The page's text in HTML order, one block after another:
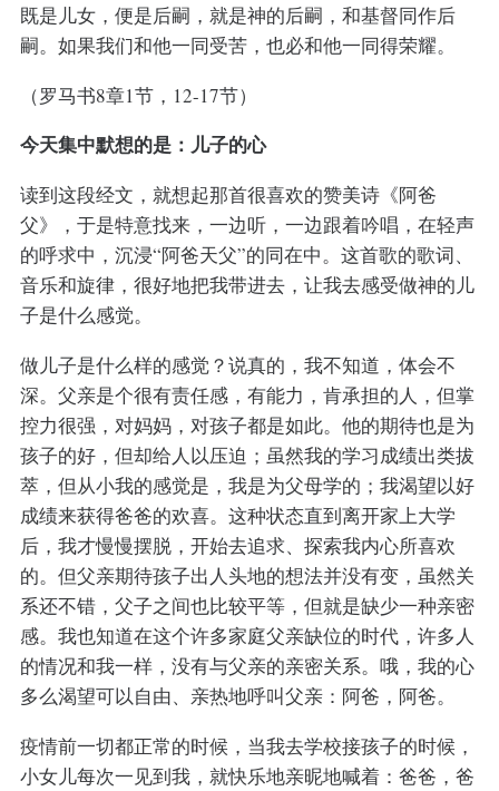
既是儿女，便是后嗣，就是神的后嗣，和基督同作后
嗣。如果我们和他一同受苦，也必和他一同得荣耀。
（罗马书8章1节，12-17节）
今天集中默想的是：儿子的心
读到这段经文，就想起那首很喜欢的赞美诗《阿爸
父》，于是特意找来，一边听，一边跟着吟唱，在轻声
的呼求中，沉浸“阿爸天父”的同在中。这首歌的歌词、
音乐和旋律，很好地把我带进去，让我去感受做神的儿
子是什么感觉。
做儿子是什么样的感觉？说真的，我不知道，体会不
深。父亲是个很有责任感，有能力，肯承担的人，但掌
控力很强，对妈妈，对孩子都是如此。他的期待也是为
孩子的好，但却给人以压迫；虽然我的学习成绩出类拔
萃，但从小我的感觉是，我是为父母学的；我渴望以好
成绩来获得爸爸的欢喜。这种状态直到离开家上大学
后，我才慢慢摆脱，开始去追求、探索我内心所喜欢
的。但父亲期待孩子出人头地的想法并没有变，虽然关
系还不错，父子之间也比较平等，但就是缺少一种亲密
感。我也知道在这个许多家庭父亲缺位的时代，许多人
的情况和我一样，没有与父亲的亲密关系。哦，我的心
多么渴望可以自由、亲热地呼叫父亲：阿爸，阿爸。
疫情前一切都正常的时候，当我去学校接孩子的时候，
小女儿每次一见到我，就快乐地亲昵地喊着：爸爸，爸